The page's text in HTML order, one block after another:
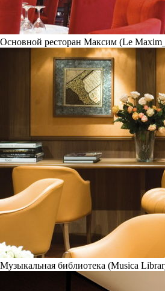
Основной ресторан Максим (Le
Музыкальная библиотека (Musica